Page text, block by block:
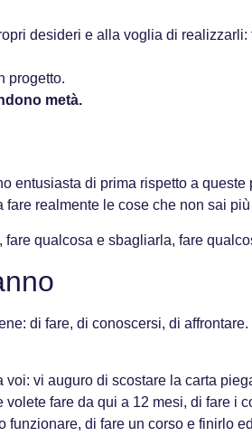
desideri e alla voglia di realizzarli:
progetto.
metà.
entusiasta di prima rispetto a queste
realmente le cose che non sai
qualcosa e sbagliarla, fare
di fare, di conoscersi, di affrontare.
voi: vi auguro di scostare la carta
fare da qui a 12 mesi, di fare i
di fare un corso e finirlo